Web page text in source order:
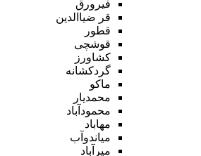
فیرورق
قر ضیاالدین
قطور
قوشچی
کشاورز
گردکشانه
ماکو
محمدیار
محمودآباد
مهاباد
میاندوآب
میرآباد